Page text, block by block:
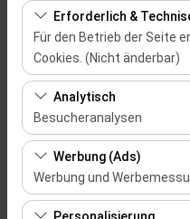
Erforderlich &
Für den Betrieb der Seite
Cookies. (Nicht änderbar)
Diese Cookies sind für das
Funktionieren der Website,
Sitzungsverwaltung und
erforderlich. Sie können
Analytisch
Besucheranalysen
Diese Cookies
unsere Website genutzt
meistbesuchte Seiten,
werden verwendet, um die
Werbung (Ads)
Werbung und
Diese Cookies ermöglichen
Eine andere
Abholdatum & Zeit
Rückgabedatum & Zeit